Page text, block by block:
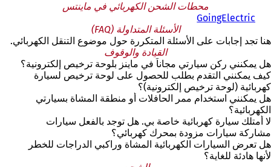
محطات الشحن الكهربائي في ماينتس
GoingElectric
(
ف
ح
ف
ي
ع
ا
م
ة
الأسئلة المتداولة (FAQ)
هنا تجد إجابات على الأسئلة المتكررة حول موضوع التنقل الكهربائي.
القيادة والوقوف
هل يمكنني ركن سيارتي مجاناً في ماينز بلوحة ترخيص إلكترونية؟
كيف يمكنني التقدم بطلب للحصول على لوحة ترخيص لسيارة
كهربائية (لوحة ترخيص إلكترونية)؟
هل يمكنني استخدام ممر الحافلات أو منطقة المشاة بسيارتي
الكهربائية؟
لا أمتلك سيارة كهربائية خاصة بي. هل توجد بالفعل سيارات
مشاركة سيارات مزودة بمحرك كهربائي؟
هل تعرض السيارات الكهربائية المشاة وراكبي الدراجات للخطر
لأنها هادئة للغاية؟